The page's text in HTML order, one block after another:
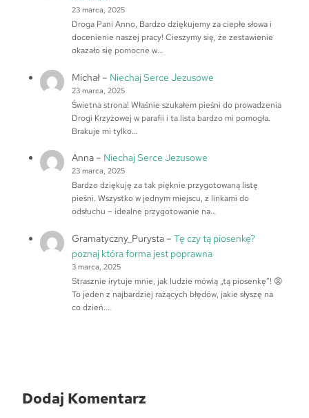
23 marca, 2025
Droga Pani Anno, Bardzo dziękujemy za ciepłe słowa i
docenienie naszej pracy! Cieszymy się, że zestawienie
okazało się pomocne w…
Michał– Niechaj Serce Jezusowe
23 marca, 2025
Świetna strona! Właśnie szukałem pieśni do prowadzenia
Drogi Krzyżowej w parafii i ta lista bardzo mi pomogła.
Brakuje mi tylko…
Anna– Niechaj Serce Jezusowe
23 marca, 2025
Bardzo dziękuję za tak pięknie przygotowaną listę
pieśni. Wszystko w jednym miejscu, z linkami do
odsłuchu – idealne przygotowanie na…
Gramatyczny_Purysta– Tę czy tą piosenkę?
poznaj która forma jest poprawna
3 marca, 2025
Strasznie irytuje mnie, jak ludzie mówią „tą piosenkę”! 😡
To jeden z najbardziej rażących błędów, jakie słyszę na
co dzień.…
Dodaj Komentarz